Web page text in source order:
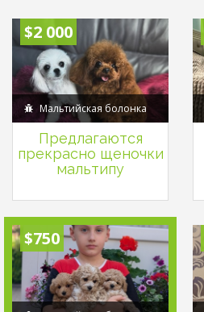
$2 000
Мальтийская болонка
Предлагаются
прекрасно щеночки
мальтипу
$750